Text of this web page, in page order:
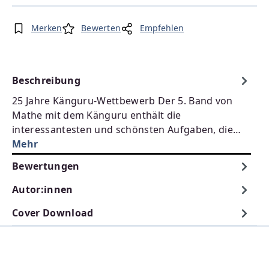
Merken Bewerten Empfehlen
Beschreibung
25 Jahre Känguru-Wettbewerb Der 5. Band von
Mathe mit dem Känguru enthält die
interessantesten und schönsten Aufgaben, die…
Mehr
Bewertungen
Autor:innen
Cover Download